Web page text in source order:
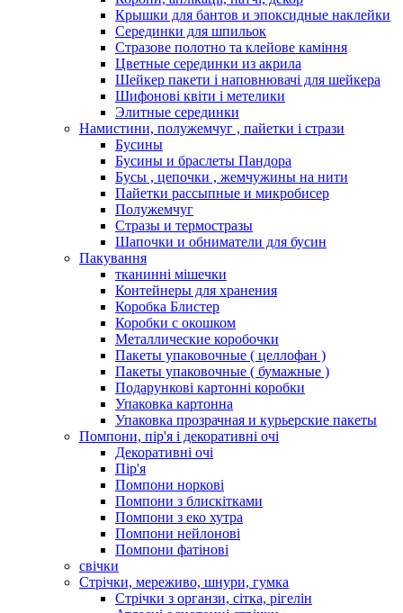
Крышки для бантов и эпоксидные наклейки
Серединки для шпильок
Стразове полотно та клейове каміння
Цветные серединки из акрила
Шейкер пакети і наповнювачі для шейкера
Шифонові квіти і метелики
Элитные серединки
Намистини, полужемчуг , пайетки і стрази
Бусины
Бусины и браслеты Пандора
Бусы , цепочки , жемчужины на нити
Пайетки рассыпные и микробисер
Полужемчуг
Стразы и термостразы
Шапочки и обниматели для бусин
Пакування
тканинні мішечки
Контейнеры для хранения
Коробка Блистер
Коробки с окошком
Металлические коробочки
Пакеты упаковочные ( целлофан )
Пакеты упаковочные ( бумажные )
Подарункові картонні коробки
Упаковка картонна
Упаковка прозрачная и курьерские пакеты
Помпони, пір'я і декоративні очі
Декоративні очі
Пір'я
Помпони норкові
Помпони з блискітками
Помпони з еко хутра
Помпони нейлонові
Помпони фатінові
свічки
Стрічки, мереживо, шнури, гумка
Стрічки з органзи, сітка, рігелін